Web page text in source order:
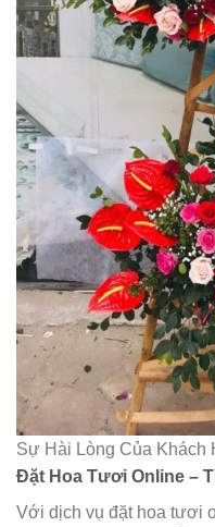
Sự Hài Lòng Của Khách
Đặt Hoa Tươi Online –
Với dịch vụ đặt hoa tươi